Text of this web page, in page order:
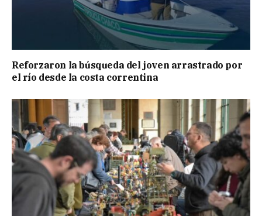
Reforzaron la búsqueda del joven arrastrado por
el río desde la costa correntina